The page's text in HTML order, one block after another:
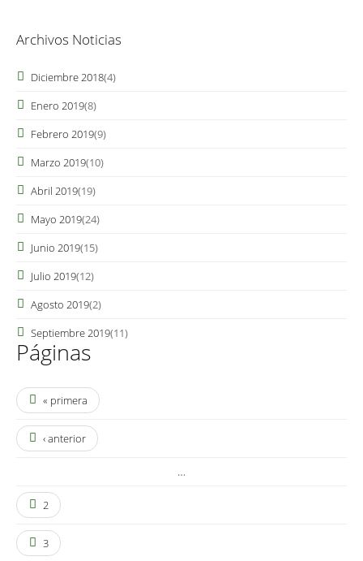
Archivos Noticias
Diciembre 2018(4)
Enero 2019(8)
Febrero 2019(9)
Marzo 2019(10)
Abril 2019(19)
Mayo 2019(24)
Junio 2019(15)
Julio 2019(12)
Agosto 2019(2)
Septiembre 2019(11)
Páginas
« primera
‹ anterior
…
2
3